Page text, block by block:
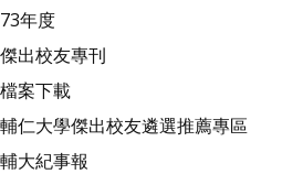
73年度
傑出校友專刊
檔案下載
輔仁大學傑出校友遴選推薦專區
輔大紀事報